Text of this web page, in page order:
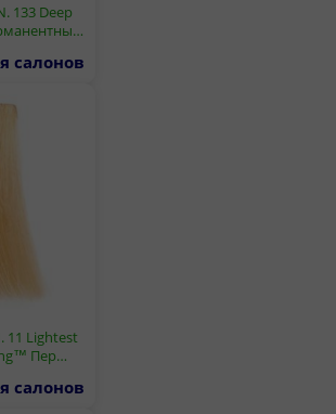
133 Deep
салонов
11 Lightest
Пер…
салонов